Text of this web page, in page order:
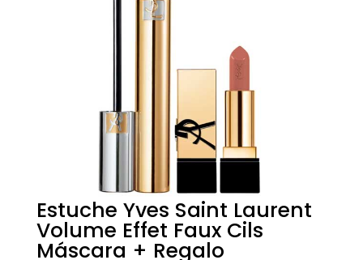
Estuche Yves Saint Laurent
Volume Effet Faux Cils
Máscara + Regalo